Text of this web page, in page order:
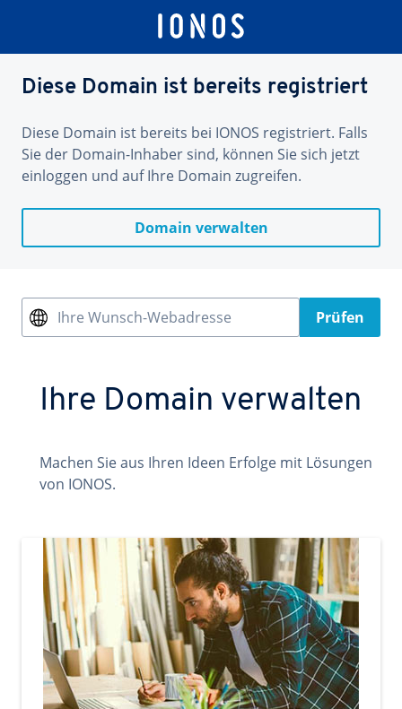
Diese Domain ist bereits registriert
Diese Domain ist bereits bei IONOS registriert. Falls
Sie der Domain-Inhaber sind, können Sie sich jetzt
einloggen und auf Ihre Domain zugreifen.
Domain verwalten
Ihre Wunsch-Webadresse Prüfen
Ihre Domain verwalten
Machen Sie aus Ihren Ideen Erfolge mit Lösungen
von IONOS.